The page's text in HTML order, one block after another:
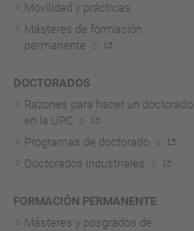
Movilidad y prácticas
Másteres de formación
permanente
DOCTORADOS
Razones para hacer un doctorado
en la UPC
Programas de doctorado
Doctorados industriales
FORMACIÓN PERMANENTE
Másteres y posgrados de